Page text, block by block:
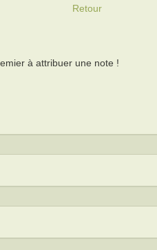
Retour
à attribuer une note !